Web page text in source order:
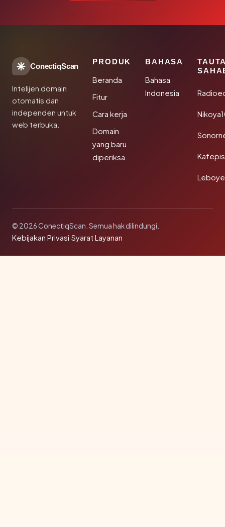
ConectiqScan
Intelijen domain
otomatis dan
independen untuk
web terbuka.
PRODUK
Beranda
Fitur
Cara kerja
Domain
yang baru
diperiksa
BAHASA
Bahasa
Indonesia
© 2026 ConectiqScan. Semua hak dilindungi.
Kebijakan Privasi·Syarat Layanan